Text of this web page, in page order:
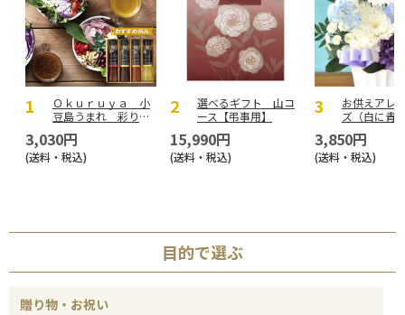
Ｏｋｕｒｕｙａ 小
豆島うまれ 彩りド
【弔事用】
3,030円
(送料・税込)
選べるギフト 山コ
ース【弔事用】
15,990円
(送料・税込)
お供えアレ
ズ（白に青
3,850円
(送料・税込)
目的で選ぶ
贈り物・お祝い